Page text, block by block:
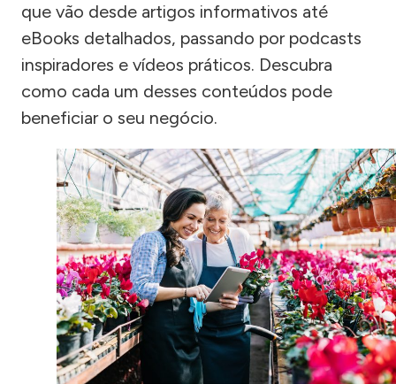
que vão desde artigos informativos até
eBooks detalhados, passando por podcasts
inspiradores e vídeos práticos. Descubra
como cada um desses conteúdos pode
beneficiar o seu negócio.